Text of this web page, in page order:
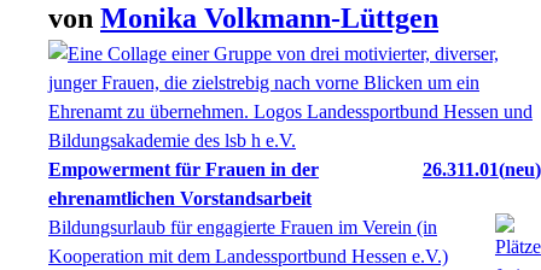
von Monika Volkmann-Lüttgen
Empowerment für Frauen in der
ehrenamtlichen Vorstandsarbeit
26.311.01 neu
Bildungsurlaub für engagierte Frauen im Verein (in
Kooperation mit dem Landessportbund Hessen e.V.)